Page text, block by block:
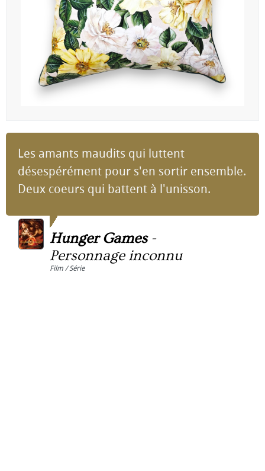
Les amants maudits qui luttent
désespérément pour s'en sortir ensemble.
Deux coeurs qui battent à l'unisson.
Hunger Games-
Personnage inconnu
Film / Série